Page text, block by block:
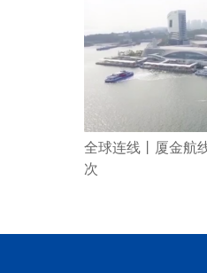
全球连线丨厦金航
次